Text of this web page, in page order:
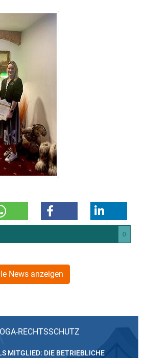
0
News anzeigen
RECHTSSCHUTZ
MITGLIED: DIE BETRIEBLICHE